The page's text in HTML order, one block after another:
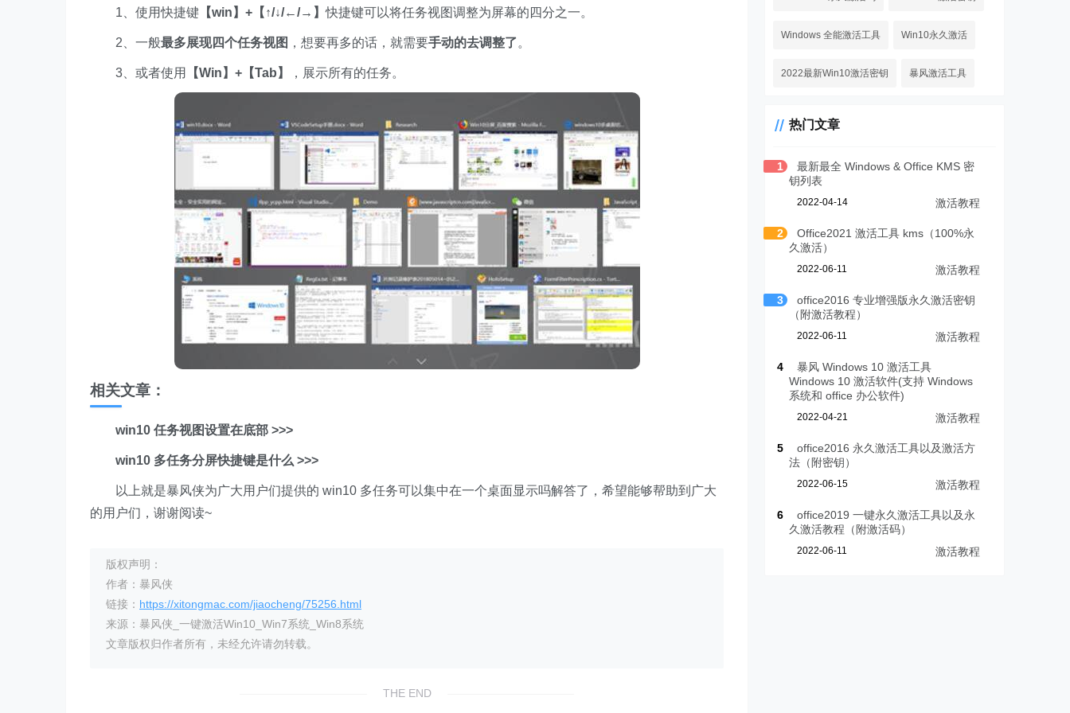
1、使用快捷键 【win】+【↑/↓/←/→】快捷键可以将任务视图调整为屏幕的四分之一。
2、一般最多展现四个任务视图 ，想要再多的话，就需要手动的去调整了。
3、或者使用 【Win】+【Tab】 ，展示所有的任务。
相关文章：
win10 任务视图设置在底部 >>>
win10 多任务分屏快捷键是什么 >>>
以上就是暴风侠为广大用户们提供的 win10 多任务可以集中在一个桌面显示吗解答了，希望能够帮助到广大
的用户们，谢谢阅读~
版权声明：
作者：暴风侠
链接： https://xitongmac.com/jiaocheng/75256.html
来源：暴风侠_一键激活Win10_Win7系统_Win8系统
文章版权归作者所有，未经允许请勿转载。
THE END
Windows 全能激活工具 Win10永久激活
2022最新Win10激活密钥 暴风激活工具
热门文章
1
最新最全 Windows & Office KMS 密
钥列表
2022-04-14 激活教程
2
Office2021 激活工具 kms（100%永
久激活）
2022-06-11 激活教程
3
office2016 专业增强版永久激活密钥
（附激活教程）
2022-06-11 激活教程
4
暴风 Windows 10 激活工具
Windows 10 激活软件(支持 Windows
系统和 office 办公软件)
2022-04-21 激活教程
5
office2016 永久激活工具以及激活方
法（附密钥）
2022-06-15 激活教程
6
office2019 一键永久激活工具以及永
久激活教程（附激活码）
2022-06-11 激活教程